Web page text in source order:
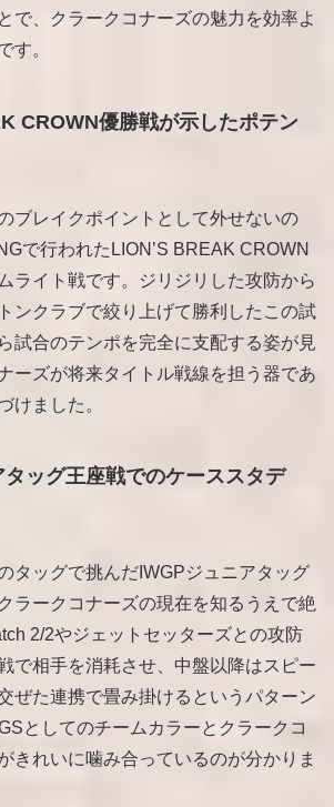
で、クラークコナーズの魅力を効率よ
す。
CROWN優勝戦が示したポテン
ブレイクポイントとして外せないの
で行われたLION’S BREAK CROWN
ライト戦です。ジリジリした攻防から
ンクラブで絞り上げて勝利したこの試
試合のテンポを完全に支配する姿が見
ーズが将来タイトル戦線を担う器であ
けました。
ッグ王座戦でのケーススタデ
タッグで挑んだIWGPジュニアタッグ
ラークコナーズの現在を知るうえで絶
2/2やジェットセッターズとの攻防
で相手を消耗させ、中盤以降はスピー
ぜた連携で畳み掛けるというパターン
としてのチームカラーとクラークコ
きれいに噛み合っているのが分かりま